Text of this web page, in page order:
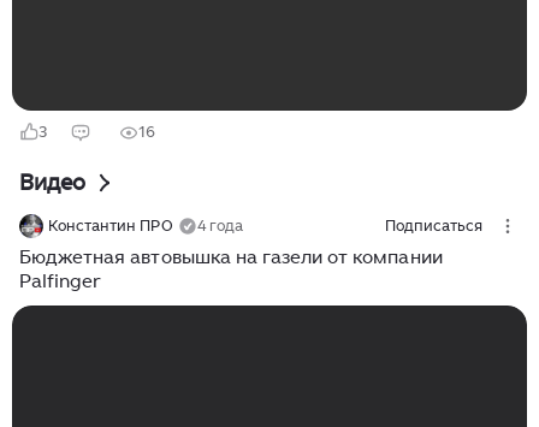
3 16
Видео
Константин ПРО 4 года Подписаться
Бюджетная автовышка на газели от компании
Palfinger